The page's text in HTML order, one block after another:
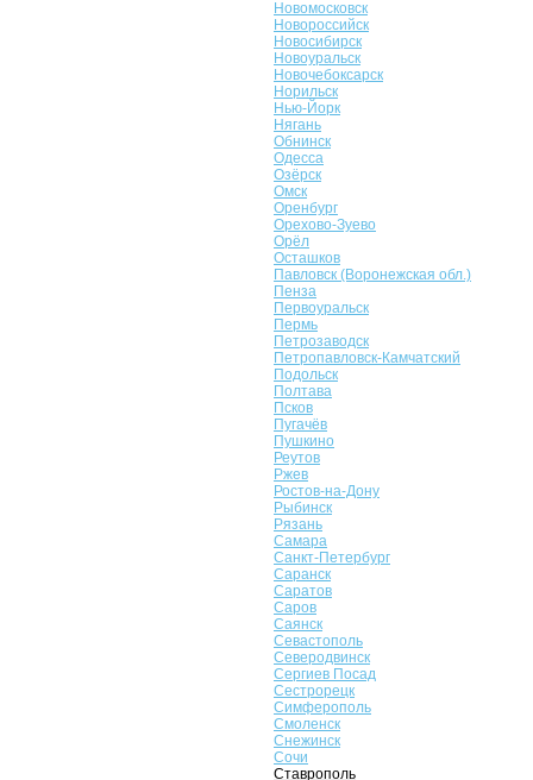
Новомосковск
Новороссийск
Новосибирск
Новоуральск
Новочебоксарск
Норильск
Нью-Йорк
Нягань
Обнинск
Одесса
Озёрск
Омск
Оренбург
Орехово-Зуево
Орёл
Осташков
Павловск (Воронежская обл.)
Пенза
Первоуральск
Пермь
Петрозаводск
Петропавловск-Камчатский
Подольск
Полтава
Псков
Пугачёв
Пушкино
Реутов
Ржев
Ростов-на-Дону
Рыбинск
Рязань
Самара
Санкт-Петербург
Саранск
Саратов
Саров
Саянск
Севастополь
Северодвинск
Сергиев Посад
Сестрорецк
Симферополь
Смоленск
Снежинск
Сочи
Ставрополь